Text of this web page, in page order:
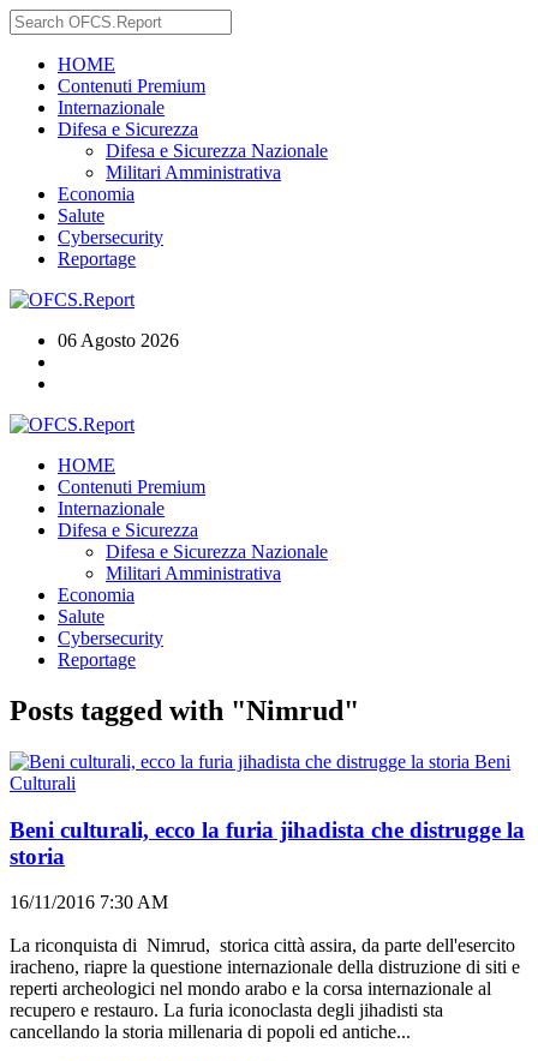
HOME
Contenuti Premium
Internazionale
Difesa e Sicurezza
Difesa e Sicurezza Nazionale
Militari Amministrativa
Economia
Salute
Cybersecurity
Reportage
06 Agosto 2026
HOME
Contenuti Premium
Internazionale
Difesa e Sicurezza
Difesa e Sicurezza Nazionale
Militari Amministrativa
Economia
Salute
Cybersecurity
Reportage
Posts tagged with "Nimrud"
Beni
Culturali
Beni culturali, ecco la furia jihadista che distrugge la
storia
16/11/2016 7:30 AM
La riconquista di Nimrud, storica città assira, da parte dell'esercito
iracheno, riapre la questione internazionale della distruzione di siti e
reperti archeologici nel mondo arabo e la corsa internazionale al
recupero e restauro. La furia iconoclasta degli jihadisti sta
cancellando la storia millenaria di popoli ed antiche...